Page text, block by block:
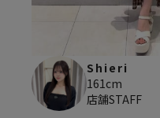
Shieri
161cm
店舗STAFF